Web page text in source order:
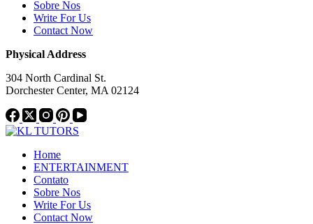
Sobre Nos
Write For Us
Contact Now
Physical Address
304 North Cardinal St.
Dorchester Center, MA 02124
Home
ENTERTAINMENT
Contato
Sobre Nos
Write For Us
Contact Now